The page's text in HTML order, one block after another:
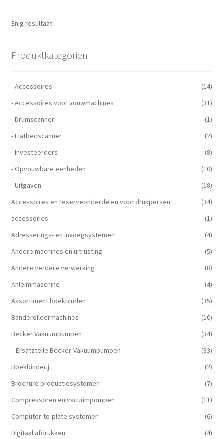
Enig resultaat
Produktkategorien
- Accessoires
(14)
- Accessoires voor vouwmachines
(31)
- Drumscanner
(1)
- Flatbedscanner
(2)
- Investeerders
(8)
- Opvouwbare eenheden
(10)
- Uitgaven
(18)
Accessoires en reserveonderdelen voor drukpersen
(34)
accessories
(1)
Adresserings- en invoegsystemen
(4)
Andere machines en uitrusting
(5)
Andere verdere verwerking
(8)
Anleimmaschine
(4)
Assortiment boekbinden
(35)
Banderolleermachines
(10)
Becker Vakuumpumpen
(34)
Ersatzteile Becker-Vakuumpumpen
(33)
Boekbinderij
(2)
Brochure productiesystemen
(7)
Compressoren en vacuümpompen
(11)
Computer-to-plate systemen
(6)
Digitaal afdrukken
(4)